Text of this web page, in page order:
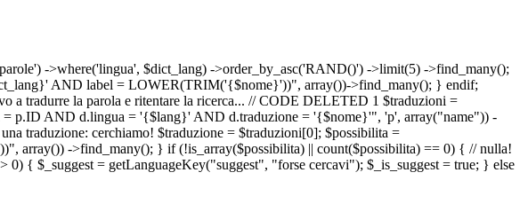
->where('lingua', $dict_lang) ->order_by_asc('RAND()') ->limit(5) ->find_many();
AND label = LOWER(TRIM('{$nome}'))", array())->find_many(); } endif;
tradurre la parola e ritentare la ricerca... // CODE DELETED 1 $traduzioni =
p.ID AND d.lingua = '{$lang}' AND d.traduzione = '{$nome}'", 'p', array("name")) -
traduzione: cerchiamo! $traduzione = $traduzioni[0]; $possibilita =
->find_many(); } if (!is_array($possibilita) || count($possibilita) == 0) { // nulla!
{ $_suggest = getLanguageKey("suggest", "forse cercavi"); $_is_suggest = true; } else